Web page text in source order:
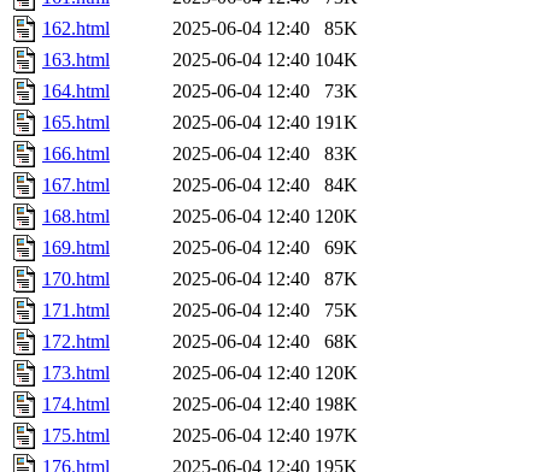
162.html
2025-06-04 12:40
85K
163.html
2025-06-04 12:40 104K
164.html
2025-06-04 12:40
73K
165.html
2025-06-04 12:40 191K
166.html
2025-06-04 12:40
83K
167.html
2025-06-04 12:40
84K
168.html
2025-06-04 12:40 120K
169.html
2025-06-04 12:40
69K
170.html
2025-06-04 12:40
87K
171.html
2025-06-04 12:40
75K
172.html
2025-06-04 12:40
68K
173.html
2025-06-04 12:40 120K
174.html
2025-06-04 12:40 198K
175.html
2025-06-04 12:40 197K
176.html
2025-06-04 12:40 195K